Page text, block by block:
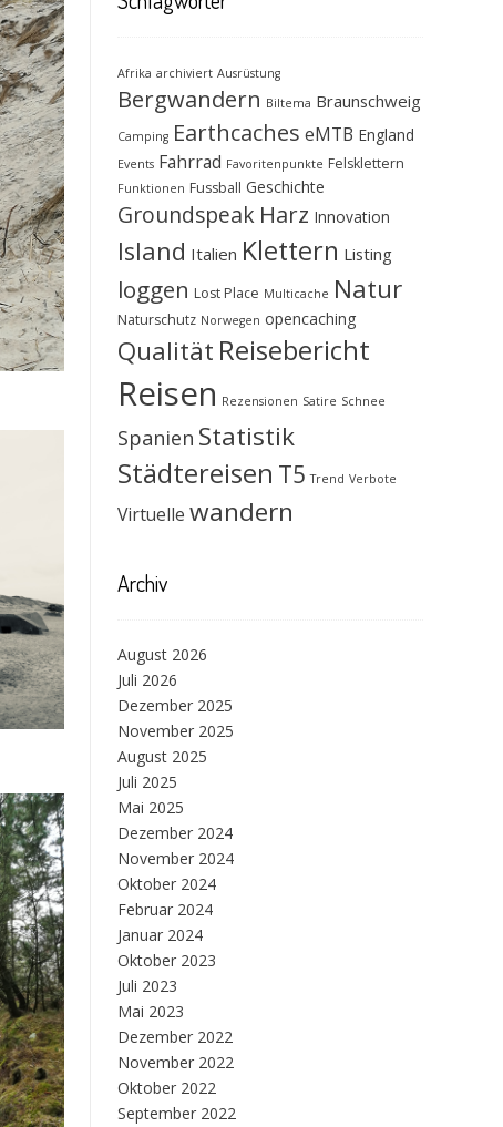
Afrika archiviert Ausrüstung
Bergwandern Biltema Braunschweig
Camping Earthcaches eMTB England
Events Fahrrad Favoritenpunkte Felsklettern
Funktionen Fussball Geschichte
Groundspeak Harz Innovation
Island Italien Klettern Listing
loggen Lost Place Multicache Natur
Naturschutz Norwegen opencaching
Qualität Reisebericht
Reisen Rezensionen Satire Schnee
Spanien Statistik
Städtereisen T5 Trend Verbote
Virtuelle wandern
Archiv
August 2026
Juli 2026
Dezember 2025
November 2025
August 2025
Juli 2025
Mai 2025
Dezember 2024
November 2024
Oktober 2024
Februar 2024
Januar 2024
Oktober 2023
Juli 2023
Mai 2023
Dezember 2022
November 2022
Oktober 2022
September 2022